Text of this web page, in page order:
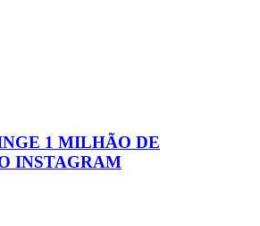
1 MILHÃO DE
INSTAGRAM